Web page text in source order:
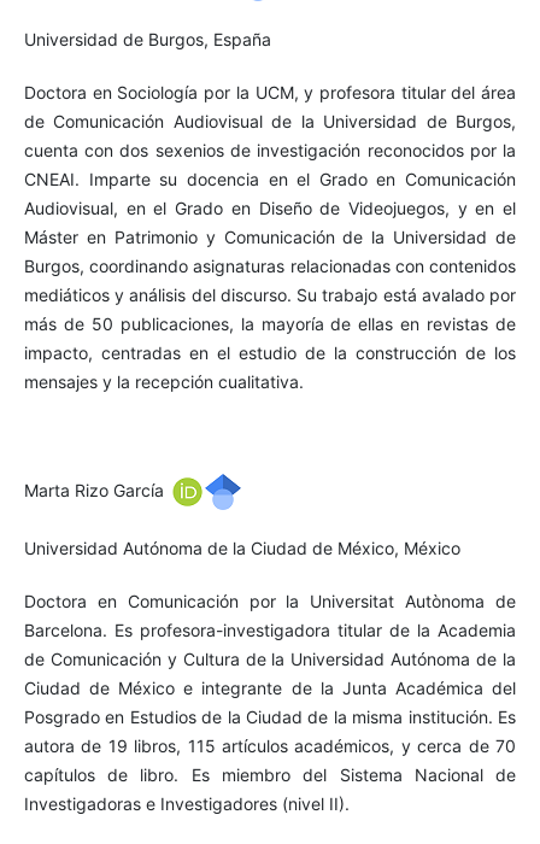
Universidad de Burgos, España
Doctora en Sociología por la UCM, y profesora titular del área
de Comunicación Audiovisual de la Universidad de Burgos,
cuenta con dos sexenios de investigación reconocidos por la
CNEAI. Imparte su docencia en el Grado en Comunicación
Audiovisual, en el Grado en Diseño de Videojuegos, y en el
Máster en Patrimonio y Comunicación de la Universidad de
Burgos, coordinando asignaturas relacionadas con contenidos
mediáticos y análisis del discurso. Su trabajo está avalado por
más de 50 publicaciones, la mayoría de ellas en revistas de
impacto, centradas en el estudio de la construcción de los
mensajes y la recepción cualitativa.
Marta Rizo García
Universidad Autónoma de la Ciudad de México, México
Doctora en Comunicación por la Universitat Autònoma de
Barcelona. Es profesora-investigadora titular de la Academia
de Comunicación y Cultura de la Universidad Autónoma de la
Ciudad de México e integrante de la Junta Académica del
Posgrado en Estudios de la Ciudad de la misma institución. Es
autora de 19 libros, 115 artículos académicos, y cerca de 70
capítulos de libro. Es miembro del Sistema Nacional de
Investigadoras e Investigadores (nivel II).